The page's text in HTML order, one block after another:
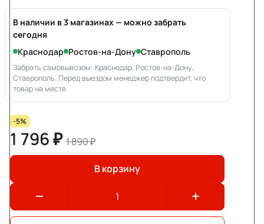
В наличии в 3 магазинах — можно забрать
сегодня
Краснодар Ростов-на-Дону Ставрополь
Забрать самовывозом: Краснодар, Ростов-на-Дону,
Ставрополь. Перед выездом менеджер подтвердит, что
товар на месте.
-5%
1 796 ₽ 1 890 ₽
В корзину